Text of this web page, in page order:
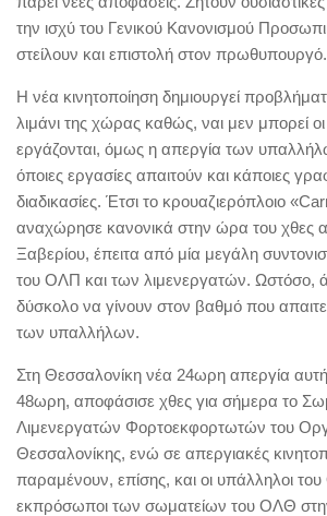
την ισχύ του Γενικού Κανονισμού
στείλουν και επιστολή στον πρωθυπουργό.
Η νέα κινητοποίηση δημιουργεί
λιμάνι της χώρας καθώς, ναι μεν μπορεί
εργάζονται, όμως η απεργία των
όποιες εργασίες απαιτούν και κάποιες
διαδικασίες. Έτσι το κρουαζιερόπλοιο
αναχώρησε κανονικά στην ώρα του χθες
Ξαβερίου, έπειτα από μία μεγάλη
του ΟΛΠ και των λιμενεργατών. Ωστόσο,
δύσκολο να γίνουν στον βαθμό που
των υπαλλήλων.
Στη Θεσσαλονίκη νέα 24ωρη απεργία αυτή
48ωρη, αποφάσισε χθες για σήμερα το
Λιμενεργατών Φορτοεκφορτωτών του
Θεσσαλονίκης, ενώ σε απεργιακές
παραμένουν, επίσης, και οι υπάλληλοι
εκπρόσωποι των σωματείων του ΟΛΘ